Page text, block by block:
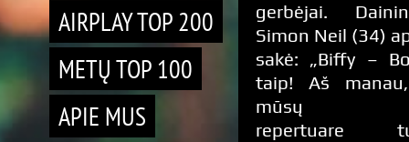
AIRPLAY TOP 200
METŲ TOP 100
APIE MUS
gerbėjai.
Simon Neil (34)
sakė: „Biffy –
taip! Aš
mūsų
repertuare